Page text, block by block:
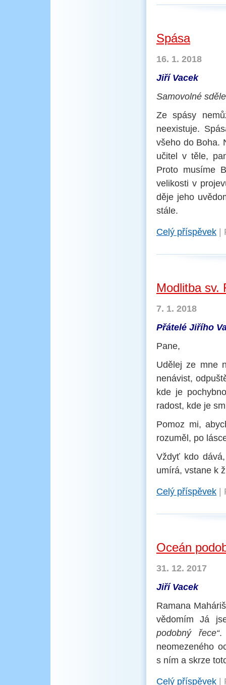
Spása
16. 1. 2018
Jiří Vacek
Samovolné
Ze spásy
neexistuje.
všeho do Boha.
učitel v těle,
Proto musíme
velikosti v
děje jeho
stále.
Celý příspěvek
Modlitba sv.
7. 1. 2018
Přátelé Jiřího
Pane,
Udělej ze mne
nenávist,
kde je
radost, kde je
Pomoz mi,
rozuměl, po
Vždyť kdo
umírá, vstane k
Celý příspěvek
Oceán
31. 12. 2017
Jiří Vacek
Ramana
vědomím Já
podobný řece“.
neomezeného
s ním a skrze
Celý příspěvek